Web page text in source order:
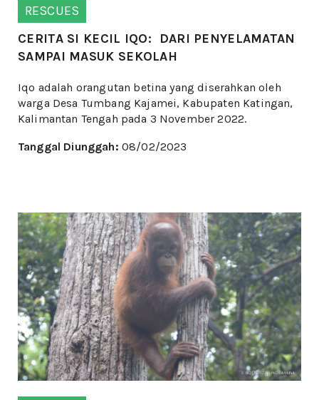
RESCUES
CERITA SI KECIL IQO: DARI PENYELAMATAN
SAMPAI MASUK SEKOLAH
Iqo adalah orangutan betina yang diserahkan oleh
warga Desa Tumbang Kajamei, Kabupaten Katingan,
Kalimantan Tengah pada 3 November 2022.
Tanggal Diunggah: 08/02/2023